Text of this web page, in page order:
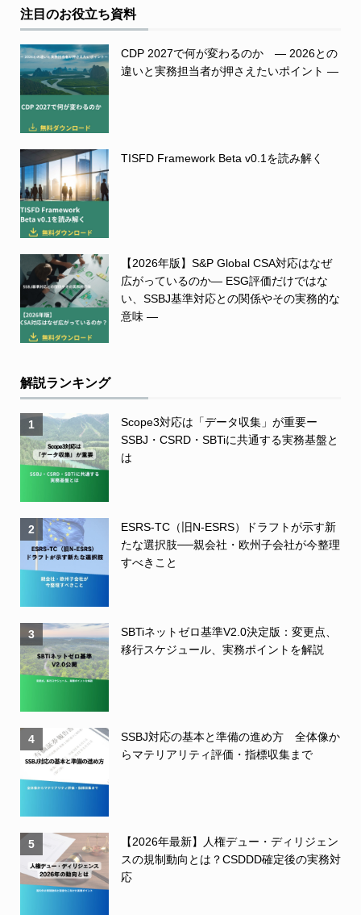
注目のお役立ち資料
CDP 2027で何が変わるのか ― 2026との
違いと実務担当者が押さえたいポイント ―
TISFD Framework Beta v0.1を読み解く
【2026年版】S&P Global CSA対応はなぜ
広がっているのか― ESG評価だけではな
い、SSBJ基準対応との関係やその実務的な
意味 ―
解説ランキング
1
Scope3対応は「データ収集」が重要ー
SSBJ・CSRD・SBTiに共通する実務基盤と
は
2
ESRS-TC（旧N-ESRS）ドラフトが示す新
たな選択肢──親会社・欧州子会社が今整理
すべきこと
3
SBTiネットゼロ基準V2.0決定版：変更点、
移行スケジュール、実務ポイントを解説
4
SSBJ対応の基本と準備の進め方 全体像か
らマテリアリティ評価・指標収集まで
5
【2026年最新】人権デュー・ディリジェン
スの規制動向とは？CSDDD確定後の実務対
応